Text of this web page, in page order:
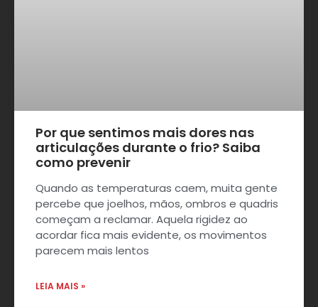
Por que sentimos mais dores nas
articulações durante o frio? Saiba
como prevenir
Quando as temperaturas caem, muita gente
percebe que joelhos, mãos, ombros e quadris
começam a reclamar. Aquela rigidez ao
acordar fica mais evidente, os movimentos
parecem mais lentos
LEIA MAIS »